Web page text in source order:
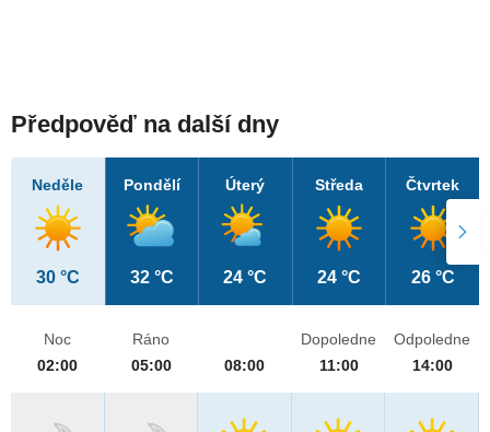
Předpověď na další dny
Neděle
30 °C
Pondělí
32 °C
Úterý
24 °C
Středa
24 °C
Čtvrtek
26 °C
Noc
02:00
Ráno
05:00
08:00
Dopoledne
11:00
Odpoledne
14:00